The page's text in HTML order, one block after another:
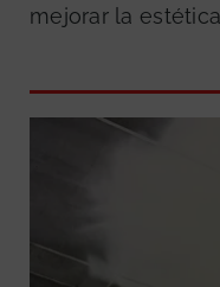
mejorar la